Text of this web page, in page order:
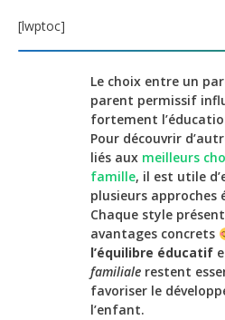
[lwptoc]
Le choix entre un
parent permissif
fortement
Pour découvrir
liés aux meilleurs
famille, il est utile
plusieurs approches
Chaque style
avantages concrets
l’équilibre éducatif
familiale restent
favoriser le
l’enfant.